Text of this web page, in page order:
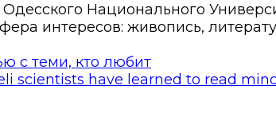
Национального
интересов: живопись,
с теми, кто любит
scientists have learned to read